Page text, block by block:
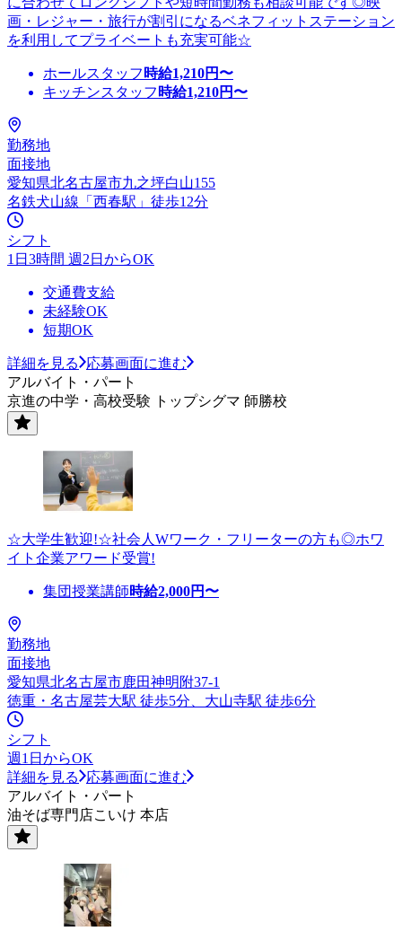
画・レジャー・旅行が割引になるベネフィットステーション
を利用してプライベートも充実可能☆
ホールスタッフ 時給1,210円〜
キッチンスタッフ 時給1,210円〜
勤務地
面接地
愛知県北名古屋市九之坪白山155
名鉄犬山線「西春駅」徒歩12分
シフト
1日3時間 週2日からOK
交通費支給
未経験OK
短期OK
詳細を見る
応募画面に進む
アルバイト・パート
京進の中学・高校受験 トップシグマ 師勝校
☆大学生歓迎!☆社会人Wワーク・フリーターの方も◎ホワ
イト企業アワード受賞!
集団授業講師時給2,000円〜
勤務地
面接地
愛知県北名古屋市鹿田神明附37-1
徳重・名古屋芸大駅 徒歩5分、大山寺駅 徒歩6分
シフト
週1日からOK
詳細を見る
応募画面に進む
アルバイト・パート
油そば専門店こいけ 本店